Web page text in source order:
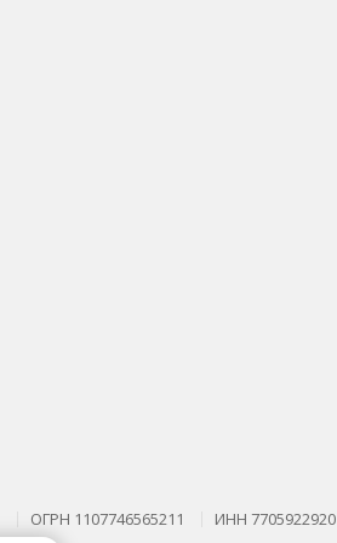
ОГРН 1107746565211 ИНН 7705922920